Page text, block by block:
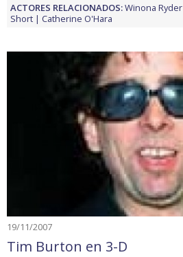
ACTORES RELACIONADOS:Winona Ryder
Short
Catherine O'Hara
19/11/2007
Tim Burton en 3-D